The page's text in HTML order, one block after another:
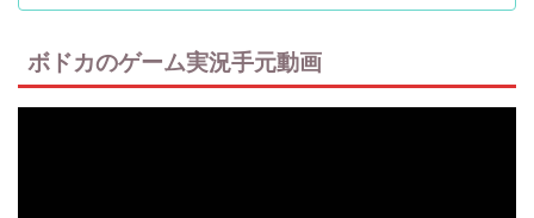
ボドカのゲーム実況手元動画